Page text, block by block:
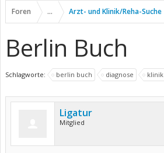
Foren ... Arzt- und Klinik/Reha-Suche
Berlin Buch
Schlagworte: berlin buch diagnose klinik
Ligatur
Mitglied